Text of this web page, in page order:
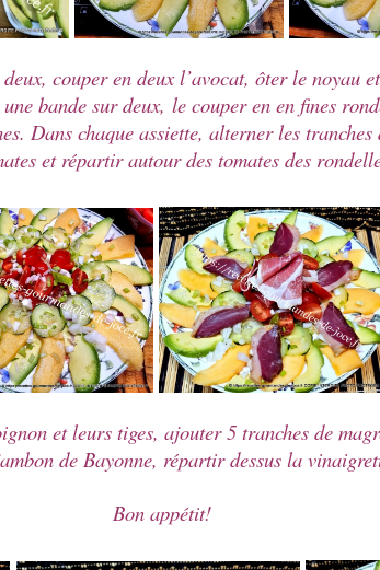
couper en deux l’avocat, ôter le noyau
bande sur deux, le couper en en fines
Dans chaque assiette, alterner les tranches
et répartir autour des tomates des
et leurs tiges, ajouter 5 tranches de
de Bayonne, répartir dessus la
Bon appétit!